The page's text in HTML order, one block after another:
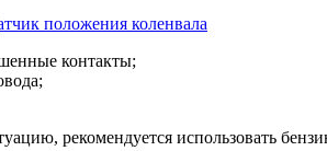
положения коленвала
контакты;
рекомендуется использовать